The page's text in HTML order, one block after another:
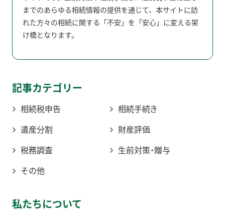
までのあらゆる相続情報の提供を通じて、本サイトに訪
れた方々の相続に関する「不安」を「安心」に変える架
け橋となります。
記事カテゴリー
相続税申告
相続手続き
遺産分割
財産評価
税務調査
生前対策・贈与
その他
私たちについて